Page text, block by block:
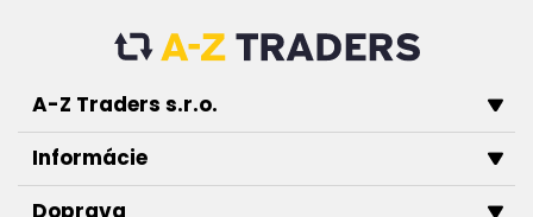
A-Z Traders s.r.o.
Informácie
Doprava